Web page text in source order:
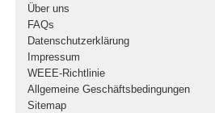
Über uns
FAQs
Datenschutzerklärung
Impressum
WEEE-Richtlinie
Allgemeine Geschäftsbedingungen
Sitemap